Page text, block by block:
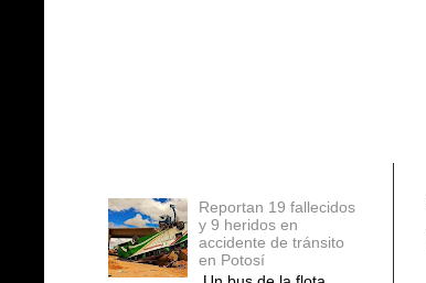
Reportan 19 fallecidos
y 9 heridos en
accidente de tránsito
en Potosí